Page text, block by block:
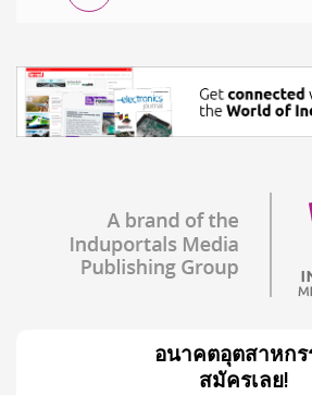
อนาคตอุตสาหกร
สมัครเลย!